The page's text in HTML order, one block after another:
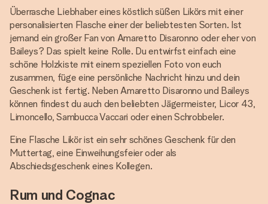
Überrasche Liebhaber eines köstlich süßen Likörs mit einer
personalisierten Flasche einer der beliebtesten Sorten. Ist
jemand ein großer Fan von Amaretto Disaronno oder eher von
Baileys? Das spielt keine Rolle. Du entwirfst einfach eine
schöne Holzkiste mit einem speziellen Foto von euch
zusammen, füge eine persönliche Nachricht hinzu und dein
Geschenk ist fertig. Neben Amaretto Disaronno und Baileys
können findest du auch den beliebten Jägermeister, Licor 43,
Limoncello, Sambucca Vaccari oder einen Schrobbeler.
Eine Flasche Likör ist ein sehr schönes Geschenk für den
Muttertag, eine Einweihungsfeier oder als
Abschiedsgeschenk eines Kollegen.
Rum und Cognac